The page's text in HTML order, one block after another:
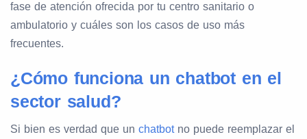
fase de atención ofrecida por tu centro sanitario o
ambulatorio y cuáles son los casos de uso más
frecuentes.
¿Cómo funciona un chatbot en el
sector salud?
Si bien es verdad que un chatbotno puede reemplazar el